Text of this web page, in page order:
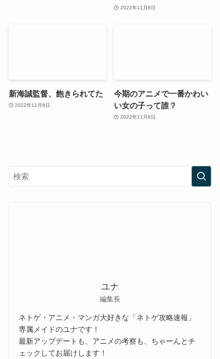
2022年11月8日
新海誠監督、飽きられてた
2022年11月8日
今期のアニメで一番かわい
い女の子って誰？
2022年11月8日
ユナ
編集長
ネトゲ・アニメ・マンガ大好きな「ネトゲ攻略速報」
専属メイドのユナです！
最新アップデートも、アニメの考察も、ちゃーんとチ
ェックしてお届けします！